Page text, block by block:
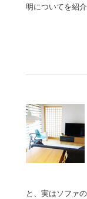
明についてを紹
と、実はソファ